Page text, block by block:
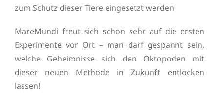
zum Schutz dieser Tiere eingesetzt werden.
MareMundi freut sich schon sehr auf die ersten
Experimente vor Ort – man darf gespannt sein,
welche Geheimnisse sich den Oktopoden mit
dieser neuen Methode in Zukunft entlocken
lassen!